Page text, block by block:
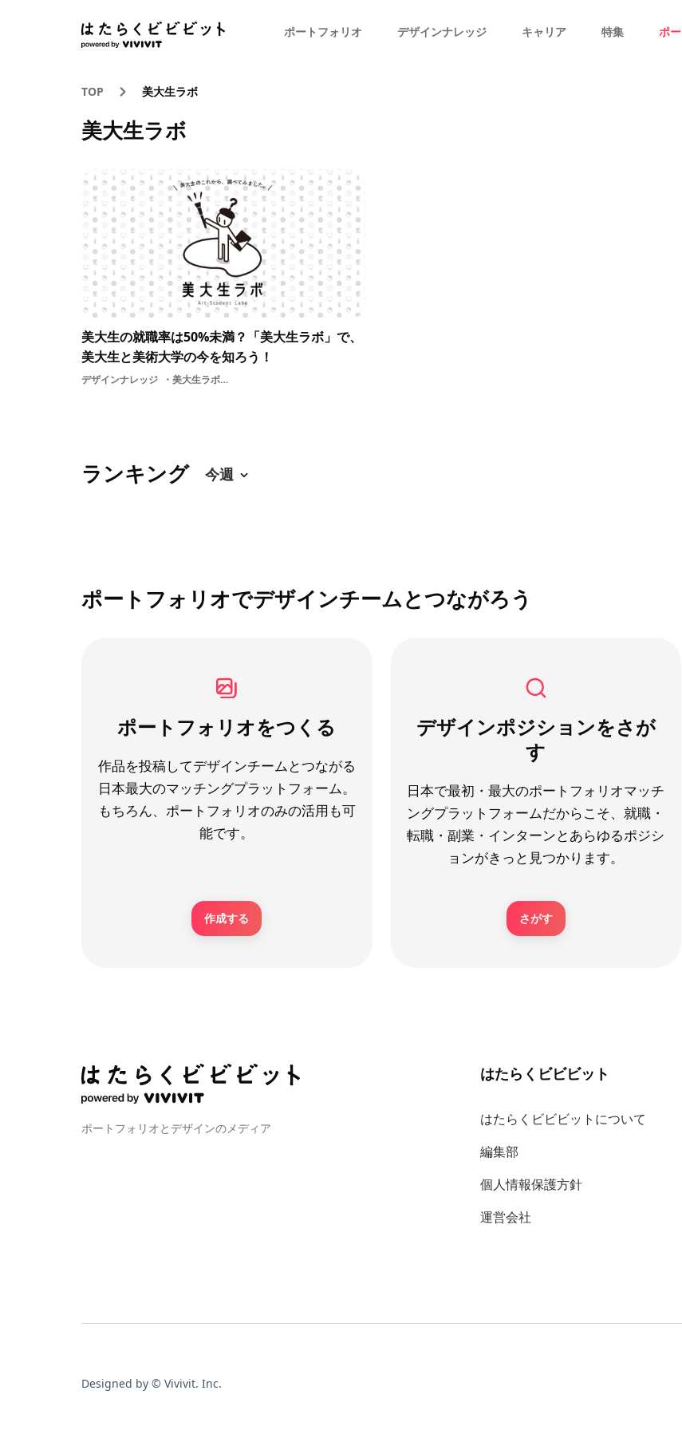
ポートフォリオ デザインナレッジ キャリア 特集 ポ
TOP 美大生ラボ
美大生ラボ
美大生の就職率は50%未満？「美大生ラボ」で、
美大生と美術大学の今を知ろう！
デザインナレッジ 美大生ラボ就活グラフ基礎知識大学採用教育美大説明会
ランキング
ポートフォリオでデザインチームとつながろう
ポートフォリオをつくる
作品を投稿してデザインチームとつながる
日本最大のマッチングプラットフォーム。
もちろん、ポートフォリオのみの活用も可
能です。
作成する
デザインポジションをさが
す
日本で最初・最大のポートフォリオマッチ
ングプラットフォームだからこそ、就職・
転職・副業・インターンとあらゆるポジシ
ョンがきっと見つかります。
さがす
ポートフォリオとデザインのメディア
はたらくビビビット
はたらくビビビットについて
編集部
個人情報保護方針
運営会社
Designed by © Vivivit. Inc.